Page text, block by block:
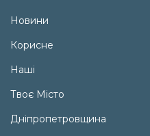
Новини
Корисне
Наші
Твоє Місто
Дніпропетровщина